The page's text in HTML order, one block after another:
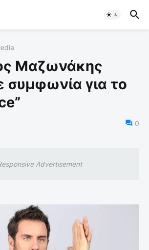
Μαζωνάκης
συμφωνία για το
0
Advertisement